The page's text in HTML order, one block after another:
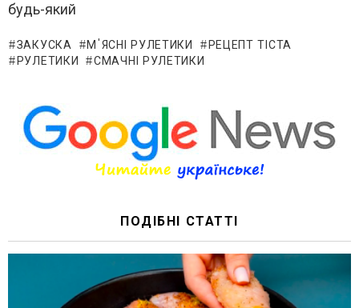
будь-який
ЗАКУСКА М'ЯСНІ РУЛЕТИКИ
РЕЦЕПТ ТІСТА
РУЛЕТИКИ
СМАЧНІ РУЛЕТИКИ
ПОДІБНІ СТАТТІ